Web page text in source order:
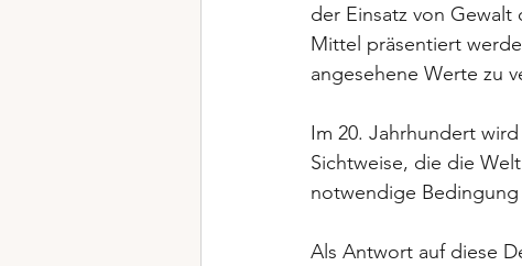
der Einsatz von
Mittel präsentiert
angesehene Werte zu
Im 20. Jahrhundert
Sichtweise, die die
notwendige
Als Antwort auf diese